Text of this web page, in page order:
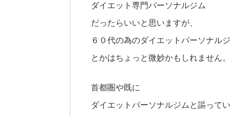
ダイエット専門パーソナルジム
だったらいいと思いますが、
６０代の為のダイエットパーソナル
とかはちょっと微妙かもしれません。
首都圏や既に
ダイエットパーソナルジムと謳って